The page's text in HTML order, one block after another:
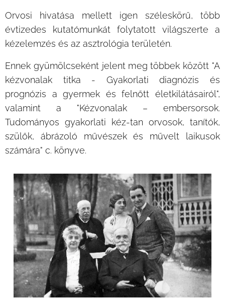
Orvosi hivatása mellett igen széleskörű, több
évtizedes kutatómunkát folytatott világszerte a
kézelemzés és az asztrológia területén.
Ennek gyümölcseként jelent meg többek között "A
kézvonalak titka - Gyakorlati diagnózis és
prognózis a gyermek és felnőtt életkilátásairól",
valamint a "Kézvonalak – embersorsok.
Tudományos gyakorlati kéz-tan orvosok, tanítók,
szülők, ábrázoló művészek és művelt laikusok
számára" c. könyve.